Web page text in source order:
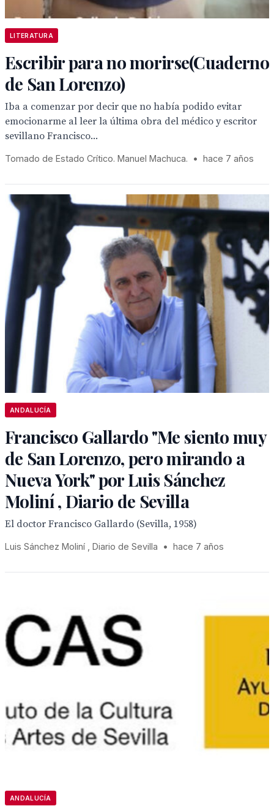
LITERATURA
Escribir para no morirse(Cuaderno
de San Lorenzo)
Iba a comenzar por decir que no había podido evitar
emocionarme al leer la última obra del médico y escritor
sevillano Francisco...
Tomado de Estado Crítico. Manuel Machuca. • hace 7 años
ANDALUCÍA
Francisco Gallardo "Me siento muy
de San Lorenzo, pero mirando a
Nueva York" por Luis Sánchez
Moliní , Diario de Sevilla
El doctor Francisco Gallardo (Sevilla, 1958)
Luis Sánchez Moliní , Diario de Sevilla • hace 7 años
ANDALUCÍA